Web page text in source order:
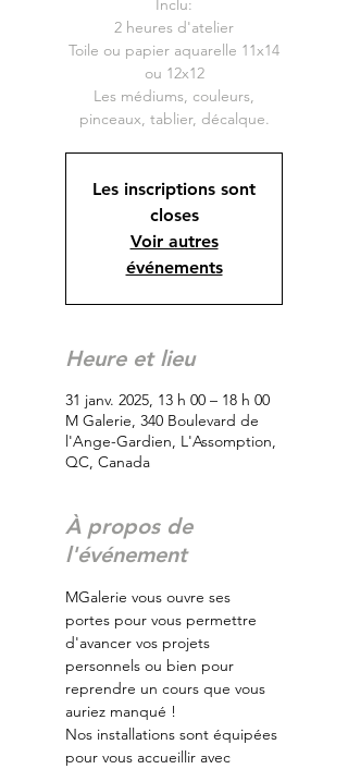
Inclu:
2 heures d'atelier
Toile ou papier aquarelle 11x14
ou 12x12
Les médiums, couleurs,
Les inscriptions sont
closes
Voir autres
événements
Heure et lieu
31 janv. 2025, 13 h 00 – 18 h 00
M Galerie, 340 Boulevard de
l'Ange-Gardien, L'Assomption,
QC, Canada
À propos de
l'événement
MGalerie vous ouvre ses
portes pour vous permettre
d'avancer vos projets
personnels ou bien pour
reprendre un cours que vous
auriez manqué !
Nos installations sont équipées
pour vous accueillir avec